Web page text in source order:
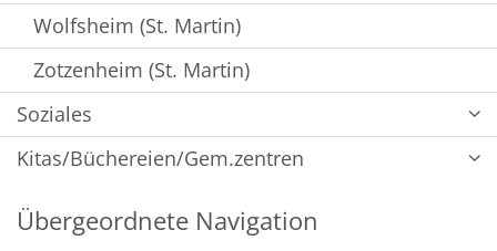
Wolfsheim (St. Martin)
Zotzenheim (St. Martin)
Soziales
Kitas/Büchereien/Gem.zentren
Übergeordnete Navigation